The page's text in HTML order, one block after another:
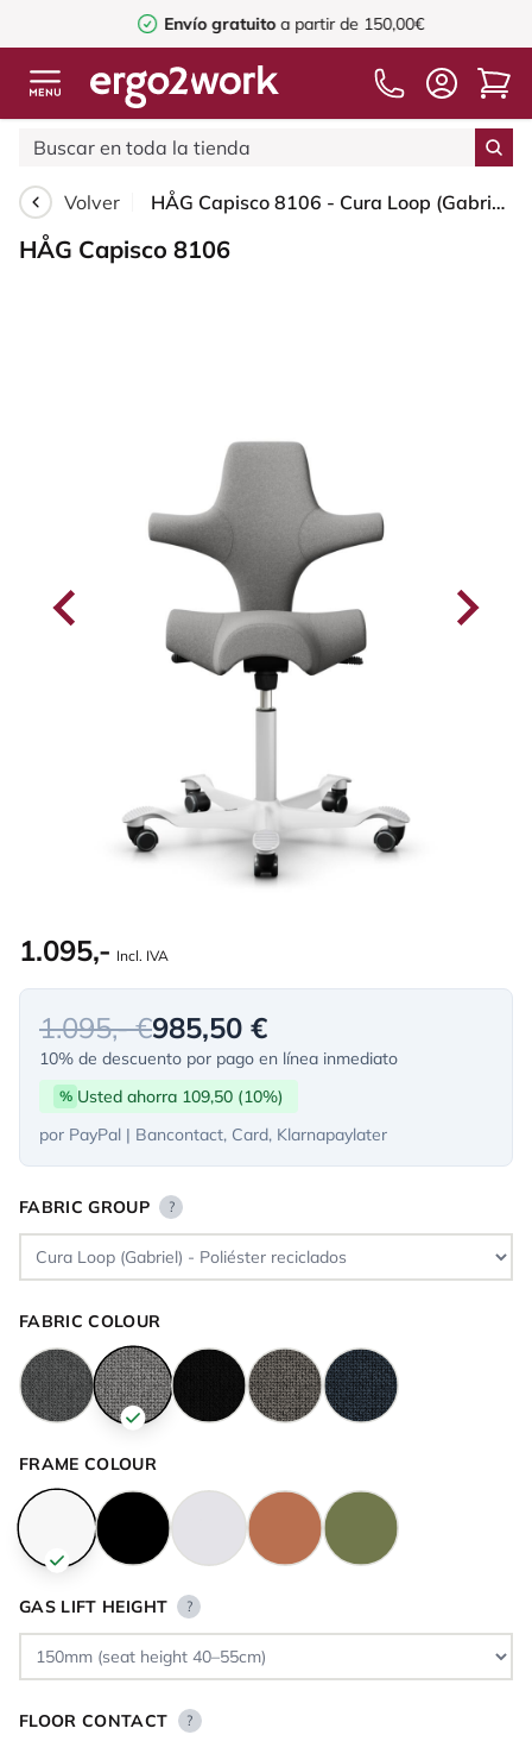
Envío gratuitoa partir de 150,00€
Volver HÅG Capisco 8106 - Cura Loop (Gabriel) - Poliéster reciclados - CLP60110 Light grey - White - 150mm (seat height 40–55cm) - Soft castors for hard floors
HÅG Capisco 8106
1.095,- Incl. IVA
1.095,- €985,50 €
10% de descuento por pago en línea inmediato
% Usted ahorra 109,50 (10%)
por PayPal | Bancontact, Card, Klarnapaylater
FABRIC GROUP ?
FABRIC COLOUR
FRAME COLOUR
GAS LIFT HEIGHT ?
FLOOR CONTACT ?